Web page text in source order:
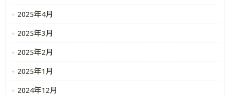
2025年4月
2025年3月
2025年2月
2025年1月
2024年12月